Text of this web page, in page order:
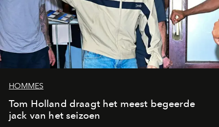
HOMMES
Tom Holland draagt het meest begeerde
jack van het seizoen